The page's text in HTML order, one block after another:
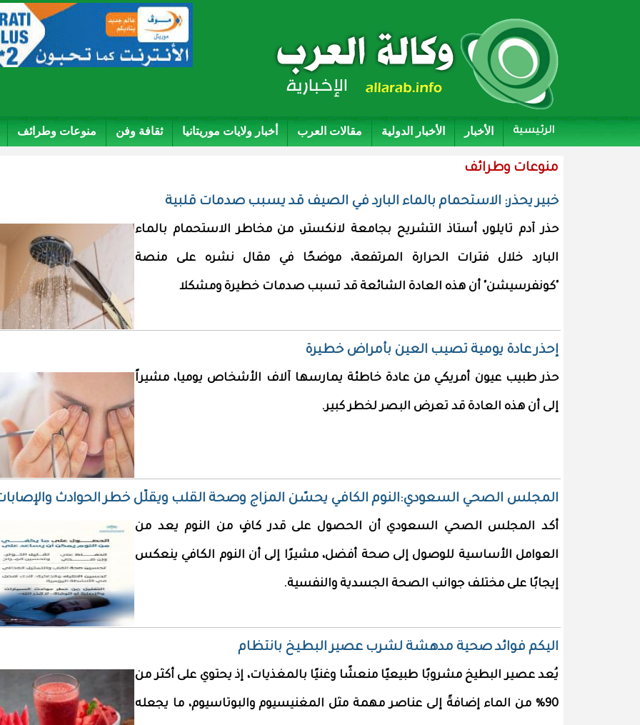
الرئيسية الأخبار الأخبار الدولية مقالات العرب أخبار ولايات موريتانيا ثقافة وفن منوعات وطرائف
منوعات وطرائف
خبير يحذر: الاستحمام بالماء البارد في الصيف قد يسبب صدمات قلبية
حذر آدم تايلور، أستاذ التشريح بجامعة لانكستر، من مخاطر الاستحمام بالماء
البارد خلال فترات الحرارة المرتفعة، موضحًا في مقال نشره على منصة
"كونفرسيشن" أن هذه العادة الشائعة قد تسبب صدمات خطيرة ومشكلا
إحذر عادة يومية تصيب العين بأمراض خطيرة
حذر طبيب عيون أمريكي من عادة خاطئة يمارسها آلاف الأشخاص يوميا، مشيراً
إلى أن هذه العادة قد تعرض البصر لخطر كبير.
المجلس الصحي السعودي:النوم الكافي يحسّن المزاج وصحة القلب ويقلّل خطر الحوادث
أكد المجلس الصحي السعودي أن الحصول على قدر كافٍ من النوم يعد من
العوامل الأساسية للوصول إلى صحة أفضل، مشيرًا إلى أن النوم الكافي ينعكس
إيجابًا على مختلف جوانب الصحة الجسدية والنفسية.
اليكم فوائد صحية مدهشة لشرب عصير البطيخ بانتظام
يُعد عصير البطيخ مشروبًا طبيعيًا منعشًا وغنيًا بالمغذيات، إذ يحتوي على أكثر من
90% من الماء إضافةً إلى عناصر مهمة مثل المغنيسيوم والبوتاسيوم، ما يجعله